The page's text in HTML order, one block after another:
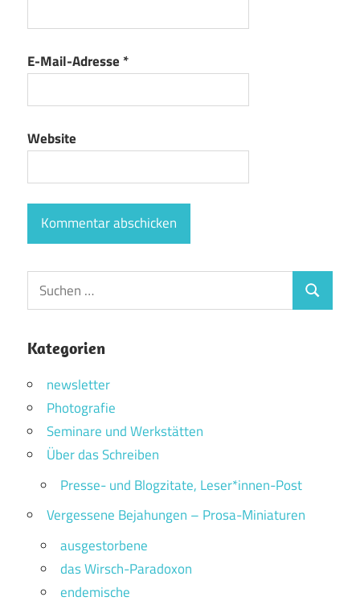
E-Mail-Adresse *
Website
Suchen
nach:
Suchen
Kategorien
newsletter
Photografie
Seminare und Werkstätten
Über das Schreiben
Presse- und Blogzitate, Leser*innen-Post
Vergessene Bejahungen – Prosa-Miniaturen
ausgestorbene
das Wirsch-Paradoxon
endemische